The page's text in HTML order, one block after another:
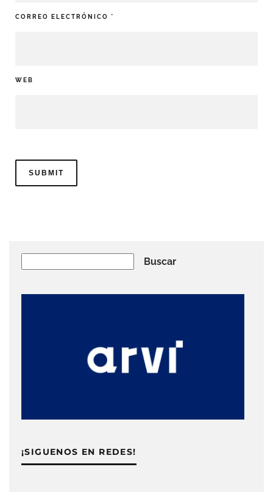
CORREO ELECTRÓNICO *
WEB
Buscar
¡SIGUENOS EN REDES!